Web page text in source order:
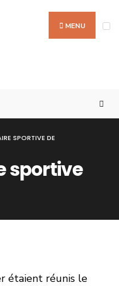
MENU
SPORTIVE DE
sportive
étaient réunis le